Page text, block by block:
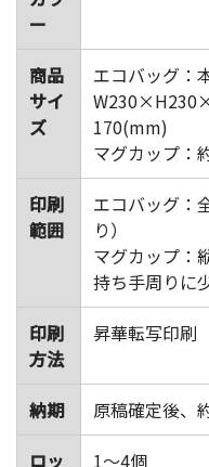
ー
商品
サイ
ズ
エコバッグ：
170(mm)
マグカップ
印刷
範囲
エコバッグ：
り）
マグカップ：
持ち手周りに
印刷
方法
昇華転写印刷
納期
原稿確定後、
ロッ
1～4個